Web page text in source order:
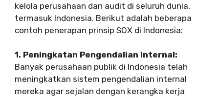
kelola perusahaan dan audit di seluruh dunia,
termasuk Indonesia. Berikut adalah beberapa
contoh penerapan prinsip SOX di Indonesia:
1. Peningkatan Pengendalian Internal:
Banyak perusahaan publik di Indonesia telah
meningkatkan sistem pengendalian internal
mereka agar sejalan dengan kerangka kerja